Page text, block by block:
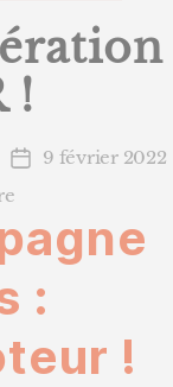
!
Date9 février 2022
sur
:
Opération
MOTEUR
:
!